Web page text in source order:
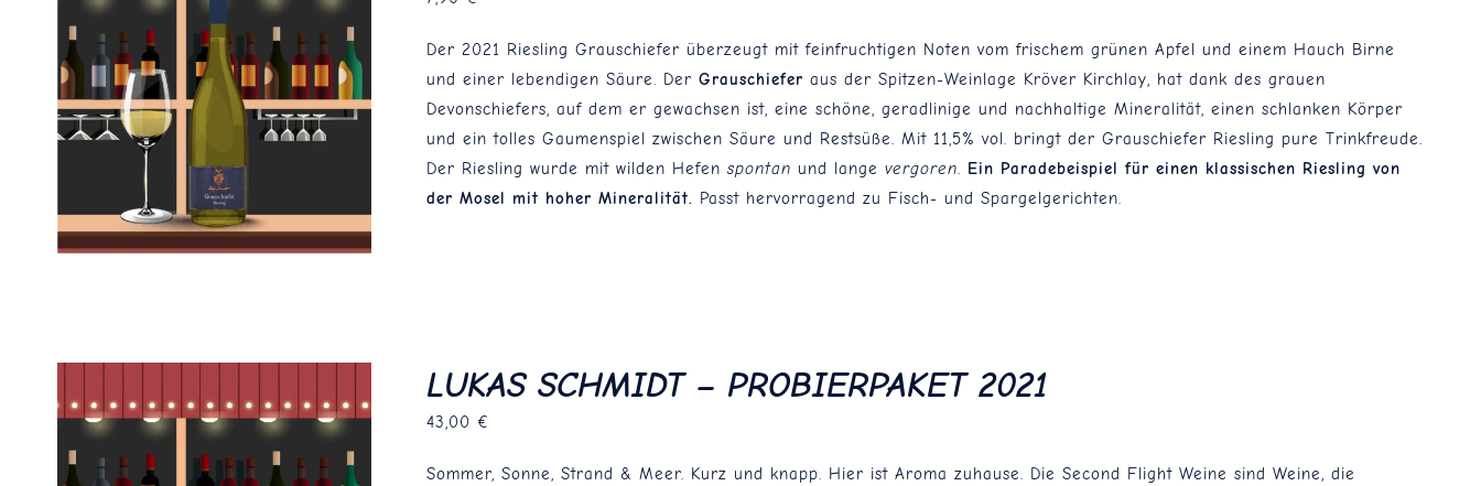
Der 2021 Riesling Grauschiefer überzeugt mit feinfruchtigen Noten vom frischem grünen Apfel und einem Hauch Birne
und einer lebendigen Säure. Der Grauschiefer aus der Spitzen-Weinlage Kröver Kirchlay, hat dank des grauen
Devonschiefers, auf dem er gewachsen ist, eine schöne, geradlinige und nachhaltige Mineralität, einen schlanken Körper
und ein tolles Gaumenspiel zwischen Säure und Restsüße. Mit 11,5% vol. bringt der Grauschiefer Riesling pure Trinkfreude.
Der Riesling wurde mit wilden Hefen spontan und lange vergoren. Ein Paradebeispiel für einen klassischen Riesling von
der Mosel mit hoher Mineralität. Passt hervorragend zu Fisch- und Spargelgerichten.
LUKAS SCHMIDT – PROBIERPAKET 2021
43,00 €
Sommer, Sonne, Strand & Meer. Kurz und knapp. Hier ist Aroma zuhause. Die Second Flight Weine sind Weine, die